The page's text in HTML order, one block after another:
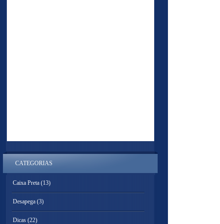
CATEGORIAS
Caixa Preta (13)
Desapega (3)
Dicas (22)